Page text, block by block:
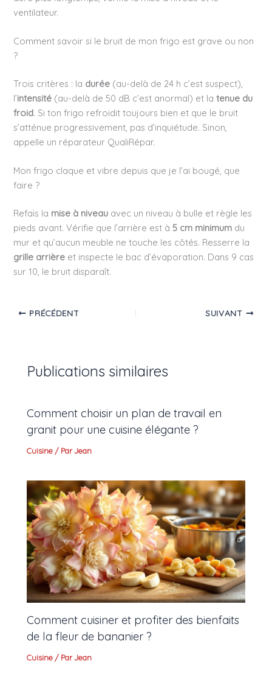
ventilateur.
Comment savoir si le bruit de mon frigo est grave ou non
?
Trois critères : la durée (au-delà de 24 h c’est suspect),
l’intensité (au-delà de 50 dB c’est anormal) et latenue du
froid. Si ton frigo refroidit toujours bien et que le bruit
s’atténue progressivement, pas d’inquiétude. Sinon,
appelle un réparateur QualiRépar.
Mon frigo claque et vibre depuis que je l’ai bougé, que
faire ?
Refais la mise à niveau avec un niveau à bulle et règle les
pieds avant. Vérifie que l’arrière est à 5 cm minimum du
mur et qu’aucun meuble ne touche les côtés. Resserre la
grille arrière et inspecte le bac d’évaporation. Dans 9 cas
sur 10, le bruit disparaît.
PRÉCÉDENT SUIVANT
Publications similaires
Comment choisir un plan de travail en
granit pour une cuisine élégante ?
Cuisine / ParJean
Comment cuisiner et profiter des bienfaits
de la fleur de bananier ?
Cuisine / ParJean